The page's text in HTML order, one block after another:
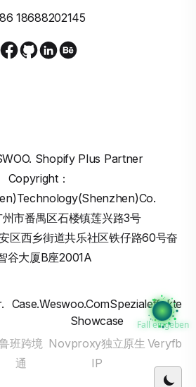
Fall eingeben
18688202145
Shopify Plus Partner
Copyright：
市番禺区石楼镇莲兴路3号
区西乡街道共乐社区铁仔路60号奋
谷大厦B座2001A
Case.weswoo.comSpezialeffekte
Showcase
班跨境
通
Novproxy独立原生
IP
Veryfb